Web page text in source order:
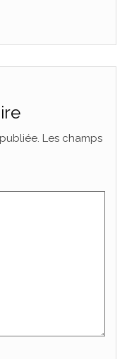
Les champs